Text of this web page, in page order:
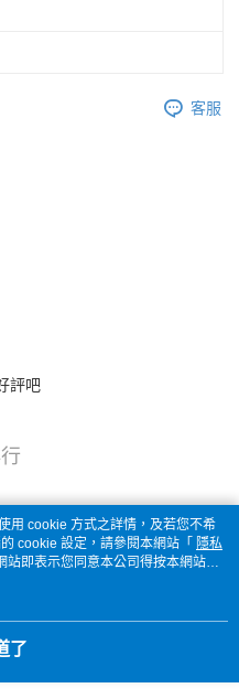
客服
評吧
用 cookie 方式之詳情，及若您不希
cookie 設定，請參閱本網站「 隱私
站即表示您同意本公司得按本網站使
了